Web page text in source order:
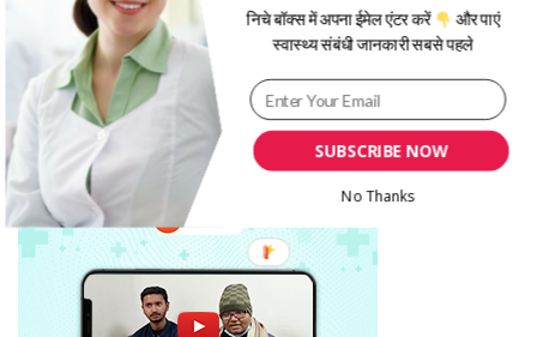
SUBSCRIBE NOW
निचे बॉक्स में अपना ईमेल एंटर करें
और पाएं
स्वास्थ्य संबंधी जानकारी सबसे पहले
No Thanks